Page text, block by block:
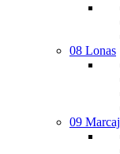
08 Lonas
09